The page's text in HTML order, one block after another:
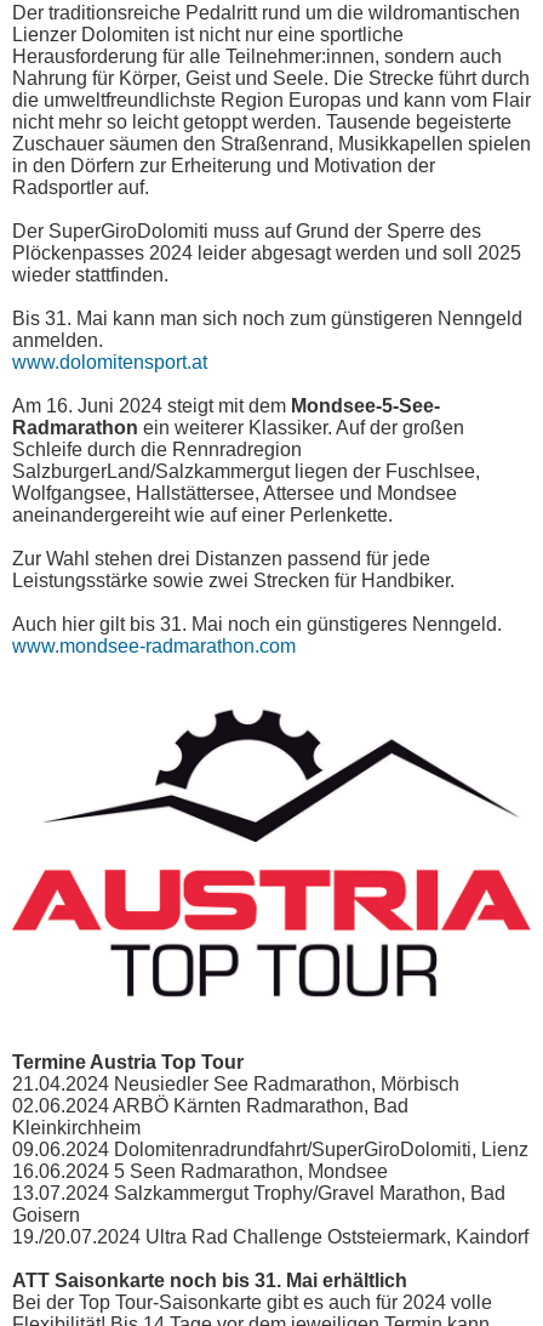
Der traditionsreiche Pedalritt rund um die wildromantischen
Lienzer Dolomiten ist nicht nur eine sportliche
Herausforderung für alle Teilnehmer:innen, sondern auch
Nahrung für Körper, Geist und Seele. Die Strecke führt durch
die umweltfreundlichste Region Europas und kann vom Flair
nicht mehr so leicht getoppt werden. Tausende begeisterte
Zuschauer säumen den Straßenrand, Musikkapellen spielen
in den Dörfern zur Erheiterung und Motivation der
Radsportler auf.
Der SuperGiroDolomiti muss auf Grund der Sperre des
Plöckenpasses 2024 leider abgesagt werden und soll 2025
wieder stattfinden.
Bis 31. Mai kann man sich noch zum günstigeren Nenngeld
anmelden.
www.dolomitensport.at
Am 16. Juni 2024 steigt mit dem Mondsee-5-See-
Radmarathon ein weiterer Klassiker. Auf der großen
Schleife durch die Rennradregion
SalzburgerLand/Salzkammergut liegen der Fuschlsee,
Wolfgangsee, Hallstättersee, Attersee und Mondsee
aneinandergereiht wie auf einer Perlenkette.
Zur Wahl stehen drei Distanzen passend für jede
Leistungsstärke sowie zwei Strecken für Handbiker.
Auch hier gilt bis 31. Mai noch ein günstigeres Nenngeld.
www.mondsee-radmarathon.com
Termine Austria Top Tour
21.04.2024 Neusiedler See Radmarathon, Mörbisch
02.06.2024 ARBÖ Kärnten Radmarathon, Bad
Kleinkirchheim
09.06.2024 Dolomitenradrundfahrt/SuperGiroDolomiti, Lienz
16.06.2024 5 Seen Radmarathon, Mondsee
13.07.2024 Salzkammergut Trophy/Gravel Marathon, Bad
Goisern
19./20.07.2024 Ultra Rad Challenge Oststeiermark, Kaindorf
ATT Saisonkarte noch bis 31. Mai erhältlich
Bei der Top Tour-Saisonkarte gibt es auch für 2024 volle